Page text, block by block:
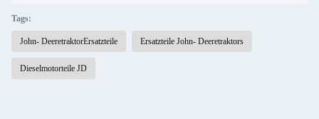
Tags:
John- DeeretraktorErsatzteile Ersatzteile John- Deeretraktors
Dieselmotorteile JD